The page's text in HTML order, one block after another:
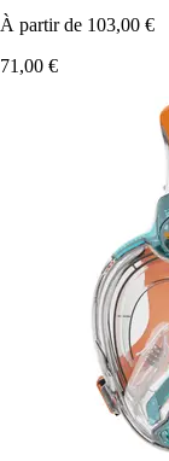
À partir de 103,00 €
71,00 €